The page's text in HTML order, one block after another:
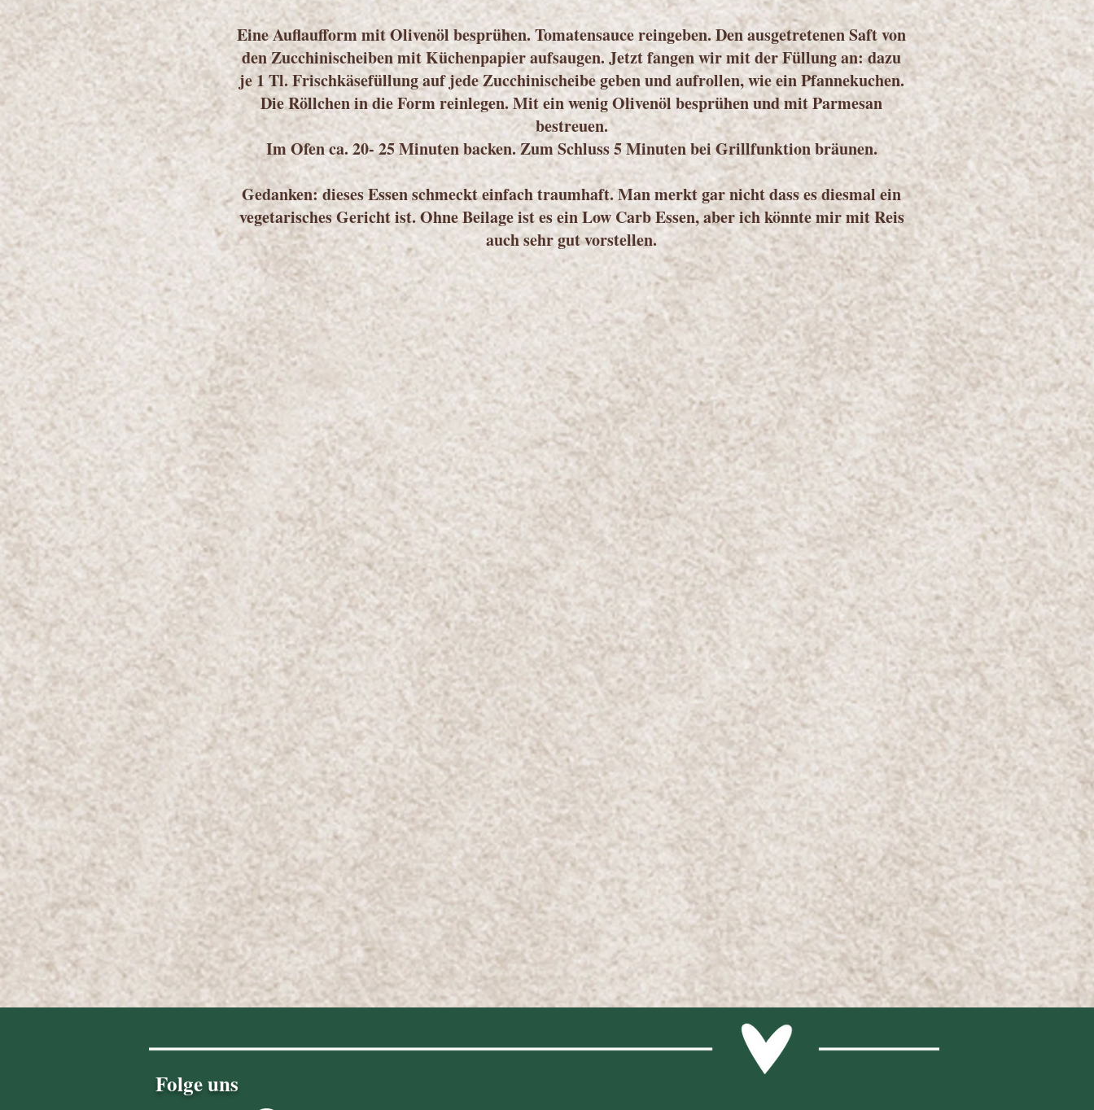
Eine Auflaufform mit Olivenöl besprühen. Tomatensauce reingeben. Den ausgetretenen Saft von
den Zucchinischeiben mit Küchenpapier aufsaugen. Jetzt fangen wir mit der Füllung an: dazu
je 1 Tl. Frischkäsefüllung auf jede Zucchinischeibe geben und aufrollen, wie ein Pfannekuchen.
Die Röllchen in die Form reinlegen. Mit ein wenig Olivenöl besprühen und mit Parmesan
bestreuen.
Im Ofen ca. 20- 25 Minuten backen. Zum Schluss 5 Minuten bei Grillfunktion bräunen.
Gedanken: dieses Essen schmeckt einfach traumhaft. Man merkt gar nicht dass es diesmal ein
vegetarisches Gericht ist. Ohne Beilage ist es ein Low Carb Essen, aber ich könnte mir mit Reis
auch sehr gut vorstellen.
Folge uns